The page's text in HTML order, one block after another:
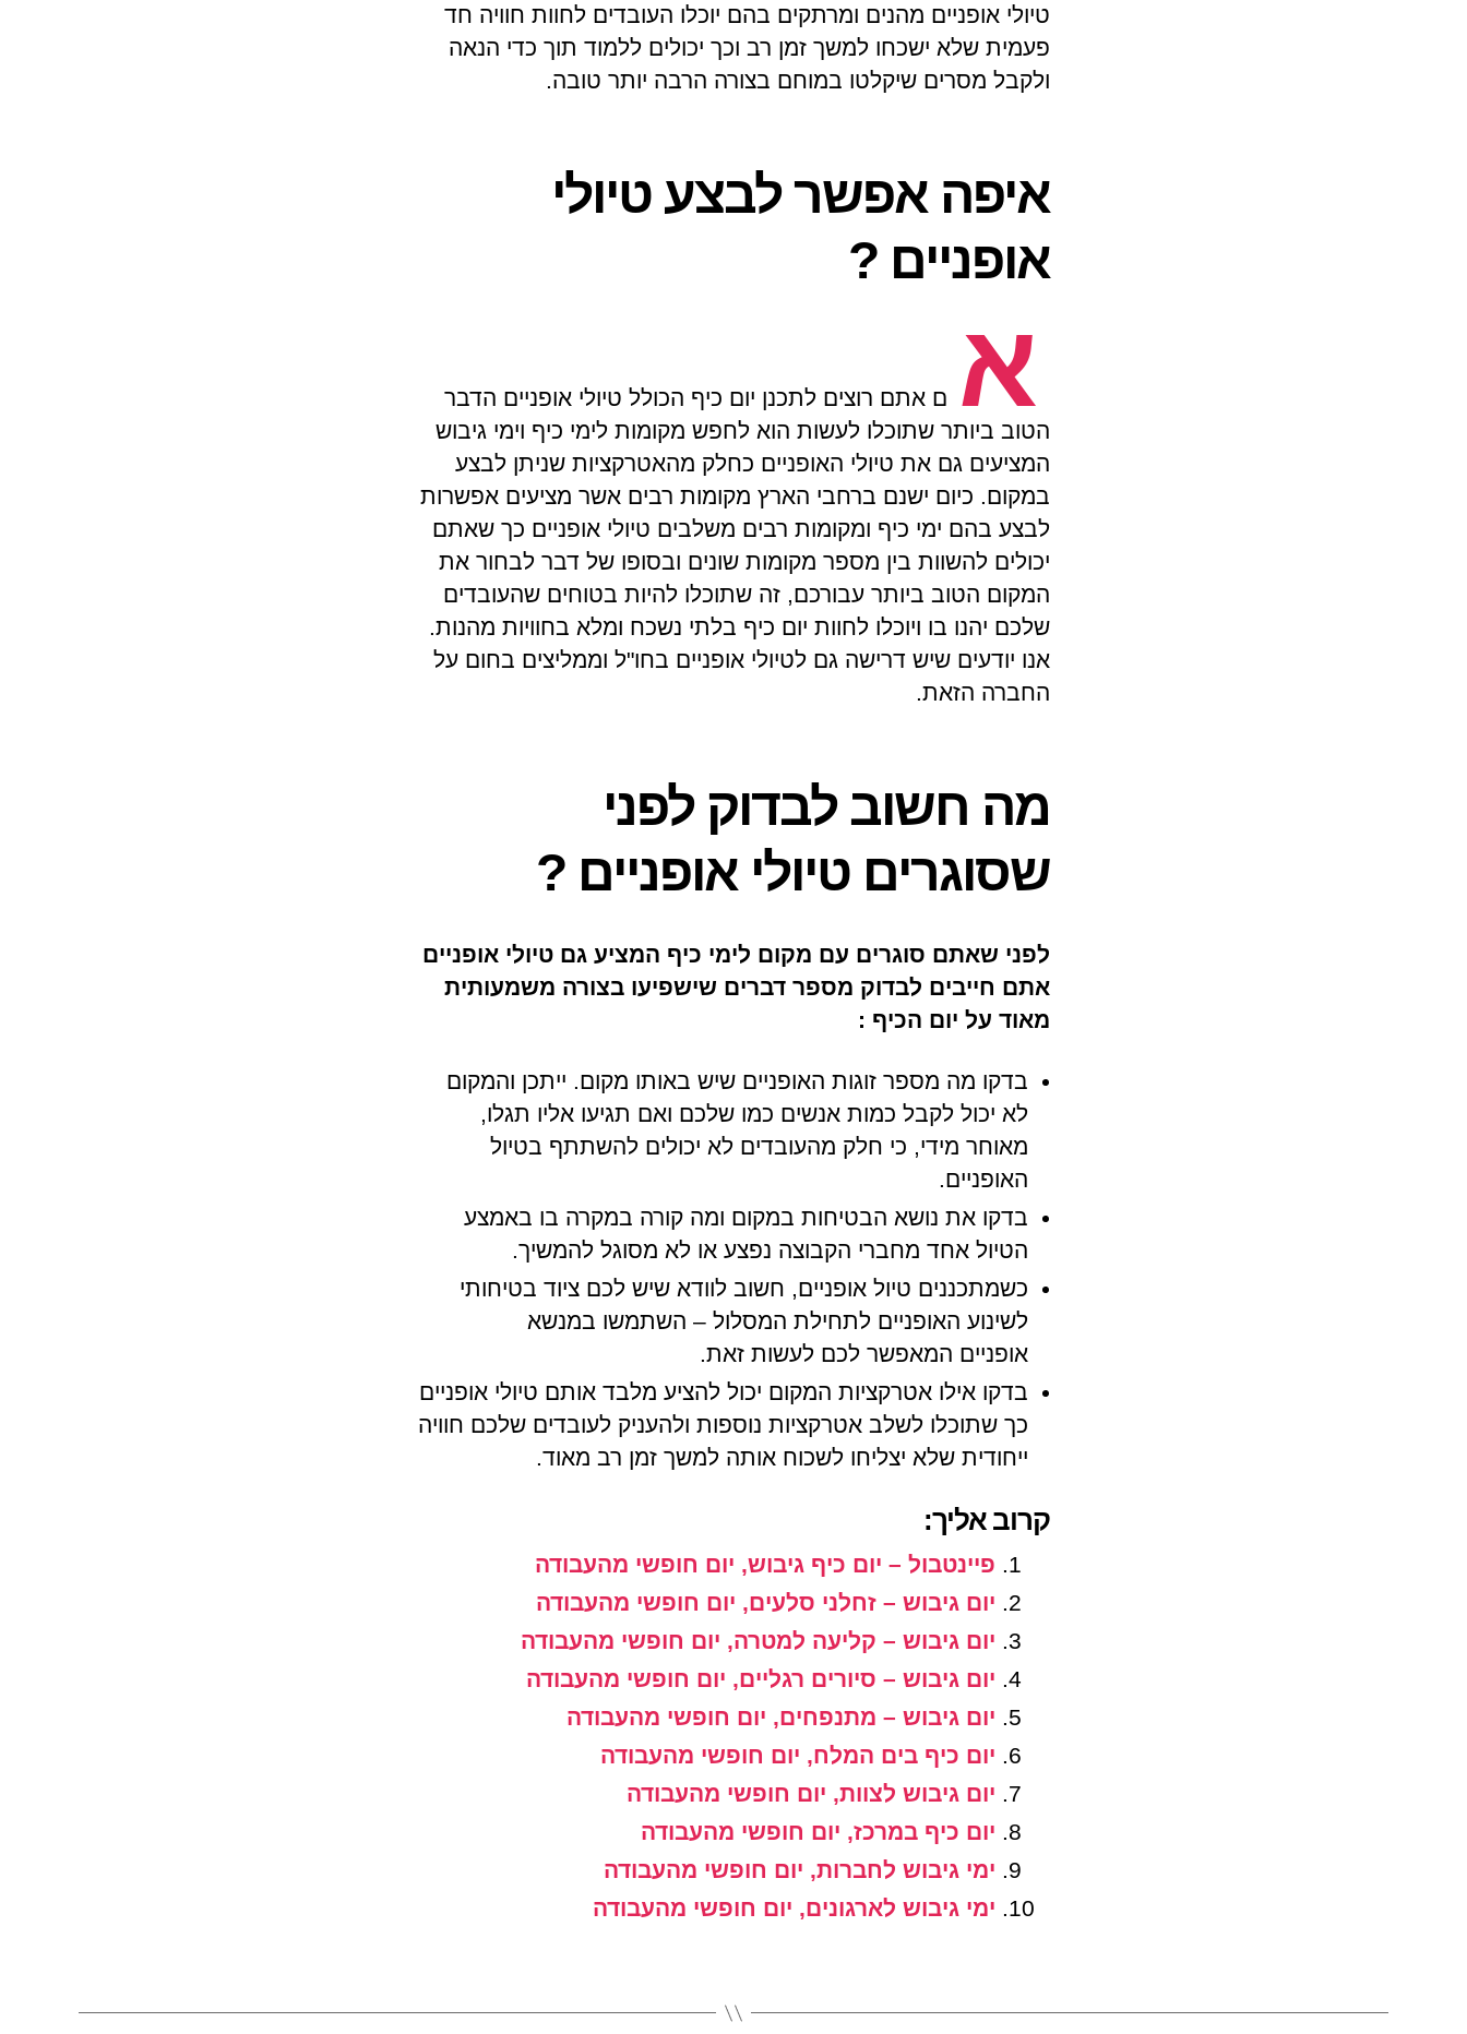
טיולי אופניים מהנים ומרתקים בהם יוכלו העובדים לחוות חוויה חד
פעמית שלא ישכחו למשך זמן רב וכך יכולים ללמוד תוך כדי הנאה
ולקבל מסרים שיקלטו במוחם בצורה הרבה יותר טובה.
איפה אפשר לבצע טיולי
אופניים ?
א
ם אתם רוצים לתכנן יום כיף הכולל טיולי אופניים הדבר
הטוב ביותר שתוכלו לעשות הוא לחפש מקומות לימי כיף וימי גיבוש
המציעים גם את טיולי האופניים כחלק מהאטרקציות שניתן לבצע
במקום. כיום ישנם ברחבי הארץ מקומות רבים אשר מציעים אפשרות
לבצע בהם ימי כיף ומקומות רבים משלבים טיולי אופניים כך שאתם
יכולים להשוות בין מספר מקומות שונים ובסופו של דבר לבחור את
המקום הטוב ביותר עבורכם, זה שתוכלו להיות בטוחים שהעובדים
שלכם יהנו בו ויוכלו לחוות יום כיף בלתי נשכח ומלא בחוויות מהנות.
אנו יודעים שיש דרישה גם לטיולי אופניים בחו"ל וממליצים בחום על
החברה הזאת.
מה חשוב לבדוק לפני
שסוגרים טיולי אופניים ?
לפני שאתם סוגרים עם מקום לימי כיף המציע גם טיולי אופניים
אתם חייבים לבדוק מספר דברים שישפיעו בצורה משמעותית
מאוד על יום הכיף :
בדקו מה מספר זוגות האופניים שיש באותו מקום. ייתכן והמקום
לא יכול לקבל כמות אנשים כמו שלכם ואם תגיעו אליו תגלו,
מאוחר מידי, כי חלק מהעובדים לא יכולים להשתתף בטיול
האופניים.
בדקו את נושא הבטיחות במקום ומה קורה במקרה בו באמצע
הטיול אחד מחברי הקבוצה נפצע או לא מסוגל להמשיך.
כשמתכננים טיול אופניים, חשוב לוודא שיש לכם ציוד בטיחותי
לשינוע האופניים לתחילת המסלול – השתמשו במנשא
אופניים המאפשר לכם לעשות זאת.
בדקו אילו אטרקציות המקום יכול להציע מלבד אותם טיולי אופניים
כך שתוכלו לשלב אטרקציות נוספות ולהעניק לעובדים שלכם חוויה
ייחודית שלא יצליחו לשכוח אותה למשך זמן רב מאוד.
קרוב אליך:
פיינטבול – יום כיף גיבוש, יום חופשי מהעבודה
יום גיבוש – זחלני סלעים, יום חופשי מהעבודה
יום גיבוש – קליעה למטרה, יום חופשי מהעבודה
יום גיבוש – סיורים רגליים, יום חופשי מהעבודה
יום גיבוש – מתנפחים, יום חופשי מהעבודה
יום כיף בים המלח, יום חופשי מהעבודה
יום גיבוש לצוות, יום חופשי מהעבודה
יום כיף במרכז, יום חופשי מהעבודה
ימי גיבוש לחברות, יום חופשי מהעבודה
ימי גיבוש לארגונים, יום חופשי מהעבודה